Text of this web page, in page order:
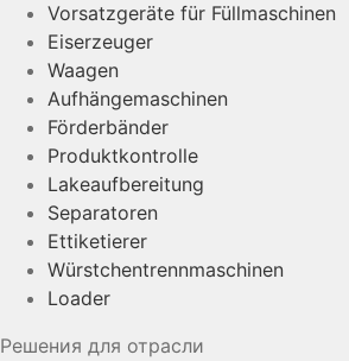
Vorsatzgeräte für Füllmaschinen
Eiserzeuger
Waagen
Aufhängemaschinen
Förderbänder
Produktkontrolle
Lakeaufbereitung
Separatoren
Ettiketierer
Würstchentrennmaschinen
Loader
Решения для отрасли